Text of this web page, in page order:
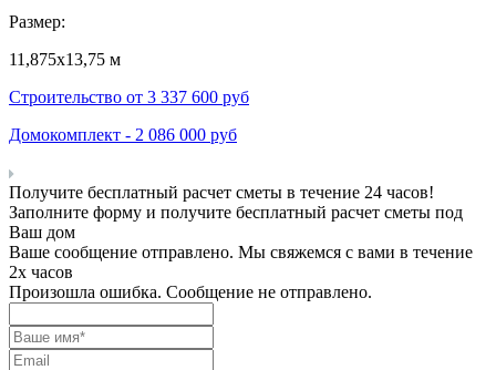
Размер:
11,875х13,75 м
Строительство от 3 337 600 руб
Домокомплект - 2 086 000 руб
Получите бесплатный расчет сметы в течение 24 часов!
Заполните форму и получите бесплатный расчет сметы под
Ваш дом
Ваше сообщение отправлено. Мы свяжемся с вами в течение
2х часов
Произошла ошибка. Сообщение не отправлено.